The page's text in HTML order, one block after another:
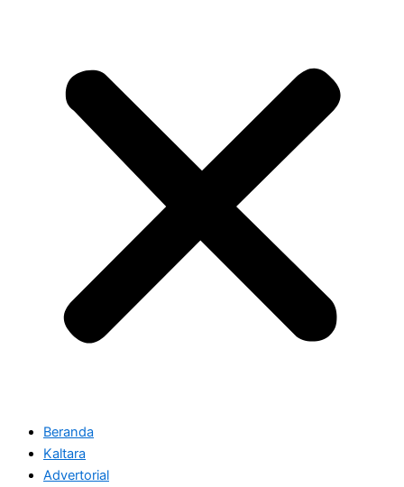
Beranda
Kaltara
Advertorial